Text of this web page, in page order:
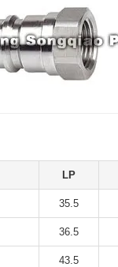
LP
35.5
36.5
43.5